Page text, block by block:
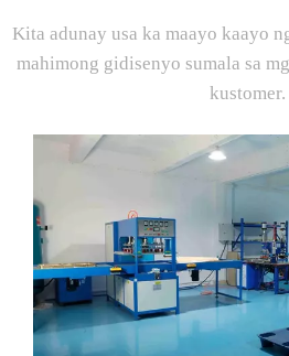
Kita adunay usa ka maayo kaayo
mahimong gidisenyo sumala sa
kustomer.